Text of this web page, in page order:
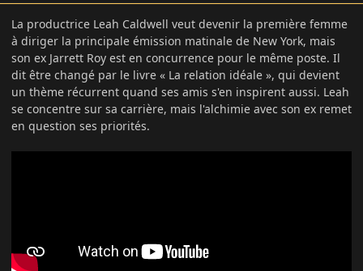
La productrice Leah Caldwell veut devenir la première femme
à diriger la principale émission matinale de New York, mais
son ex Jarrett Roy est en concurrence pour le même poste. Il
dit être changé par le livre « La relation idéale », qui devient
un thème récurrent quand ses amis s'en inspirent aussi. Leah
se concentre sur sa carrière, mais l'alchimie avec son ex remet
en question ses priorités.